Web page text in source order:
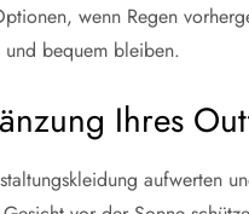
wenn Regen
bequem bleiben.
Ihres
aufwerten